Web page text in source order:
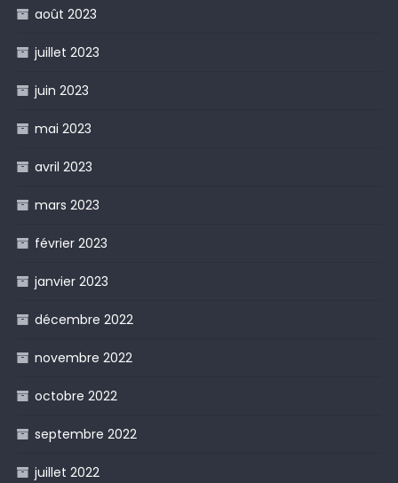
août 2023
juillet 2023
juin 2023
mai 2023
avril 2023
mars 2023
février 2023
janvier 2023
décembre 2022
novembre 2022
octobre 2022
septembre 2022
juillet 2022